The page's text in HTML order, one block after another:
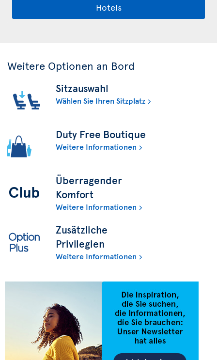
Hotels
Weitere Optionen an Bord
Sitzauswahl
Wählen Sie Ihren Sitzplatz
Duty Free Boutique
Weitere Informationen
Überragender
Komfort
Weitere Informationen
Zusätzliche
Privilegien
Weitere Informationen